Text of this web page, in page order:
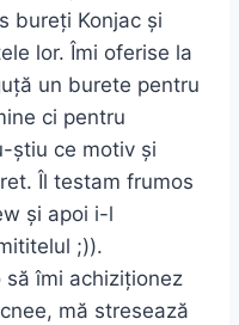
bureți Konjac și
lor. Îmi oferise la
un burete pentru
ci pentru
știu ce motiv și
Îl testam frumos
și apoi i-l
;)).
îmi achiziționez
mă stresează